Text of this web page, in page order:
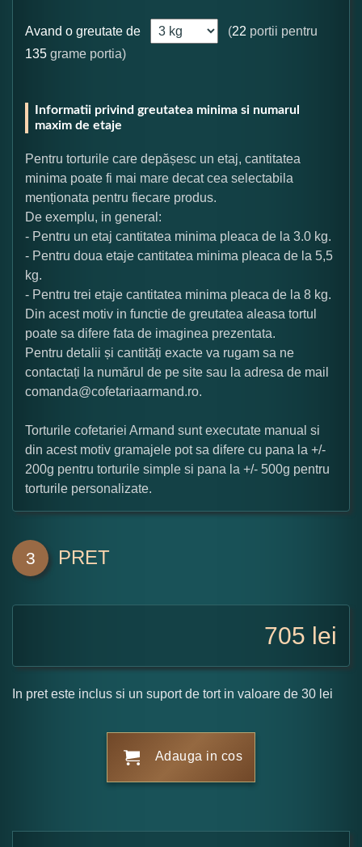
Avand o greutate de (22 portii pentru
135 grame portia)
Informatii privind greutatea minima si numarul
maxim de etaje
Pentru torturile care depășesc un etaj, cantitatea
minima poate fi mai mare decat cea selectabila
menționata pentru fiecare produs.
De exemplu, in general:
- Pentru un etaj cantitatea minima pleaca de la 3.0 kg.
- Pentru doua etaje cantitatea minima pleaca de la 5,5
kg.
- Pentru trei etaje cantitatea minima pleaca de la 8 kg.
Din acest motiv in functie de greutatea aleasa tortul
poate sa difere fata de imaginea prezentata.
Pentru detalii și cantități exacte va rugam sa ne
contactați la numărul de pe site sau la adresa de mail
comanda@cofetariaarmand.ro.
Torturile cofetariei Armand sunt executate manual si
din acest motiv gramajele pot sa difere cu pana la +/-
200g pentru torturile simple si pana la +/- 500g pentru
torturile personalizate.
3 PRET
705 lei
In pret este inclus si un suport de tort in valoare de 30 lei
Adauga in cos